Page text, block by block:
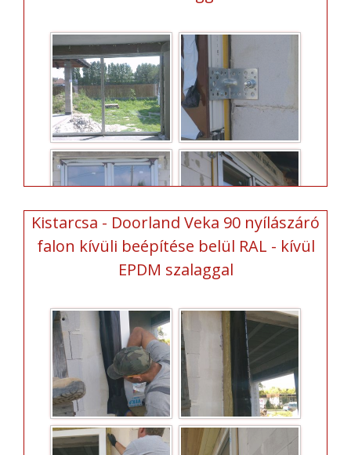
Kistarcsa - Doorland Veka 90 nyílászáró
falon kívüli beépítése belül RAL - kívül
EPDM szalaggal